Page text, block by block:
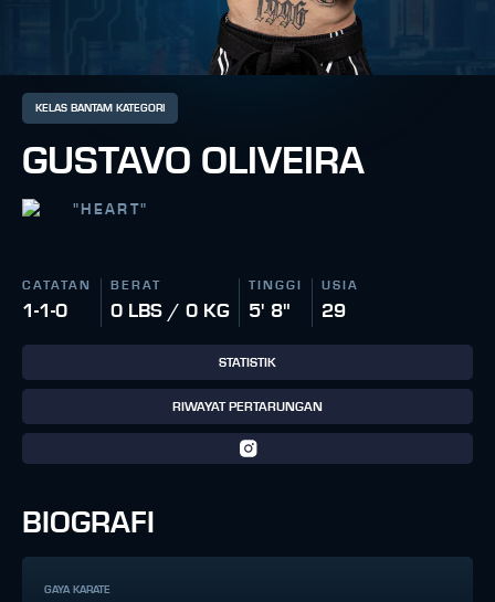
KELAS BANTAM KATEGORI
GUSTAVO OLIVEIRA
" HEART"
CATATAN
1-1-0
BERAT
0 LBS / 0 KG
TINGGI
5' 8"
USIA
29
STATISTIK
RIWAYAT PERTARUNGAN
BIOGRAFI
GAYA KARATE